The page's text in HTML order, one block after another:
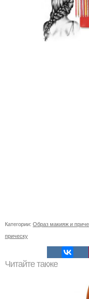
Категории: Образ макияж и
прическу
Читайте также